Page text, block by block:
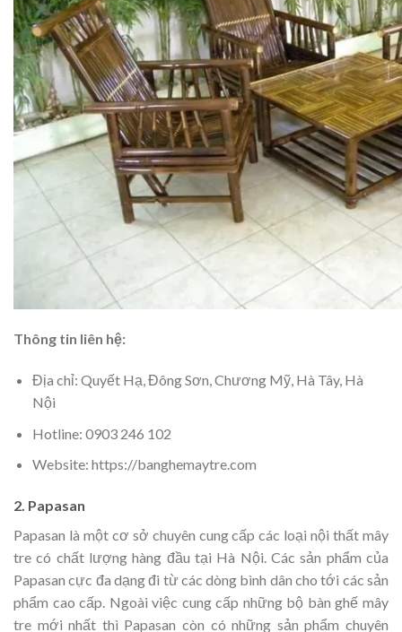
Thông tin liên hệ:
Địa chỉ: Quyết Hạ, Đông Sơn, Chương Mỹ, Hà Tây, Hà
Nội
Hotline: 0903 246 102
Website: https://banghemaytre.com
2. Papasan
Papasan là một cơ sở chuyên cung cấp các loại nội thất mây
tre có chất lượng hàng đầu tại Hà Nội. Các sản phẩm của
Papasan cực đa dạng đi từ các dòng bình dân cho tới các sản
phẩm cao cấp. Ngoài việc cung cấp những bộ bàn ghế mây
tre mới nhất thì Papasan còn có những sản phẩm chuyên